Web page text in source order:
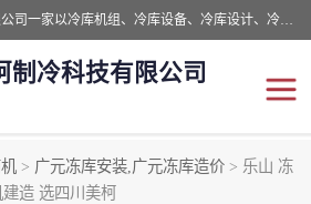
四川美柯冷冻库安装工程有限公司一家以冷库机组、冷库设备、冷库设计、冷冻库设备销售、冷库安装、冻库安装价格及技术服务为一体的综合企业，咨询热线：同等设备材料优惠10% 。公司各种类型安装组合式冷库、冷冻库、冷藏库、气调保鲜库、并提供成套设备供应、安装与调试、维护与维修、技术咨询、操作维修人员技术培训等
制冷科技有限公司
> 广元冻库安装,广元冻库造价 > 乐山 冻
造 选四川美柯四川冷库，四川冻库安装